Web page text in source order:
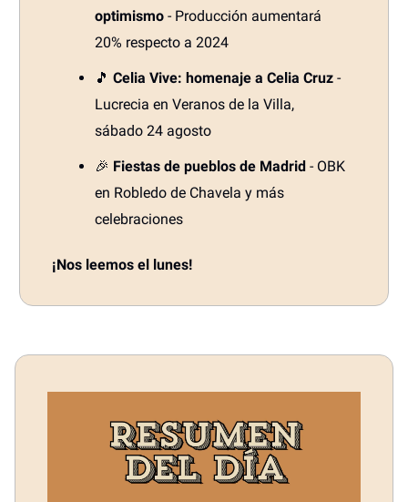
optimismo - Producción aumentará
20% respecto a 2024
🎵 Celia Vive: homenaje a Celia Cruz -
Lucrecia en Veranos de la Villa,
sábado 24 agosto
🎉 Fiestas de pueblos de Madrid - OBK
en Robledo de Chavela y más
celebraciones
¡Nos leemos el lunes!